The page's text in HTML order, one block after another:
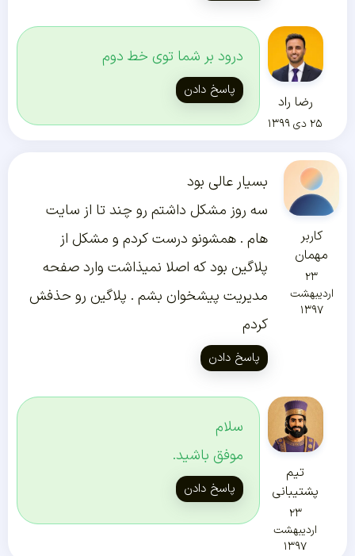
رضا راد
۲۵ دی ۱۳۹۹
درود بر شما توی خط دوم
پاسخ دادن
کاربر
مهمان
۲۳
اردیبهشت
۱۳۹۷
بسیار عالی بود
سه روز مشکل داشتم رو چند تا از سایت
هام . همشونو درست کردم و مشکل از
پلاگین بود که اصلا نمیذاشت وارد صفحه
مدیریت پیشخوان بشم . پلاگین رو حذفش
کردم
پاسخ دادن
تیم
پشتیبانی
۲۳
اردیبهشت
۱۳۹۷
سلام
موفق باشید.
پاسخ دادن